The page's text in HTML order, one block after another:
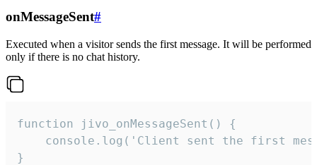
onMessageSent#
Executed when a visitor sends the first message. It will be performed
only if there is no chat history.
function jivo_onMessageSent() {
console.log('Client sent the first
}